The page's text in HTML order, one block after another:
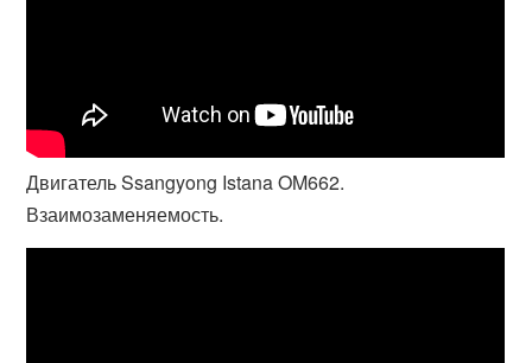
Двигатель Ssangyong Istana OM662.
Взаимозаменяемость.